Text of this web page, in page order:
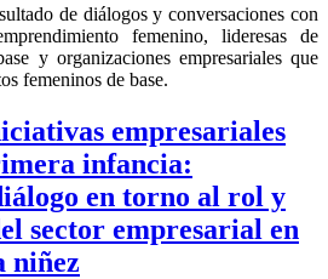
de diálogos y conversaciones con
femenino, lideresas de
y organizaciones empresariales que
femeninos de base.
empresariales
infancia:
en torno al rol y
sector empresarial en
niñez